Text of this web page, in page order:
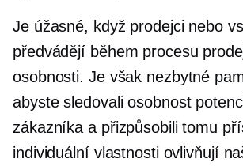
Je úžasné, když prodejci nebo
předvádějí během procesu
osobnosti. Je však nezbytné
abyste sledovali osobnost
zákazníka a přizpůsobili tomu
individuální vlastnosti ovlivňují